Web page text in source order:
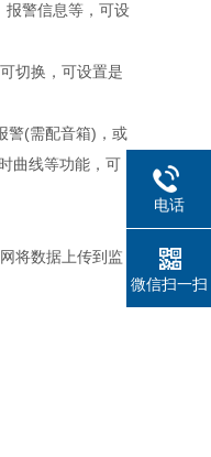
报警信息等，可设
切换，可设置是
警(需配音箱)，或
曲线等功能，可
将数据上传到监
电话
微信扫一扫